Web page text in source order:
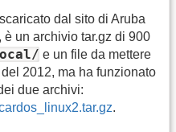
dal sito di Aruba
un archivio tar.gz di 900
e un file da mettere
2012, ma ha funzionato
due archivi:
.